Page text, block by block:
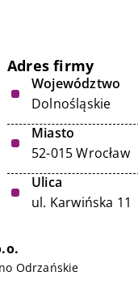
Adres firmy
Województwo
Dolnośląskie
Miasto
52-015 Wrocław
Ulica
ul. Karwińska 11
Odrzańskie